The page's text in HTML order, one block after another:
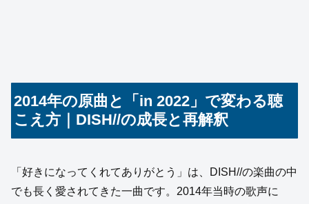
2014年の原曲と「in 2022」で変わる聴
こえ方｜DISH//の成長と再解釈
「好きになってくれてありがとう」は、DISH//の楽曲の中
でも長く愛されてきた一曲です。2014年当時の歌声に